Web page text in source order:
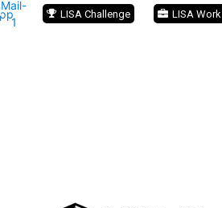
LISA Work
LISA Challenge
Mail-
1